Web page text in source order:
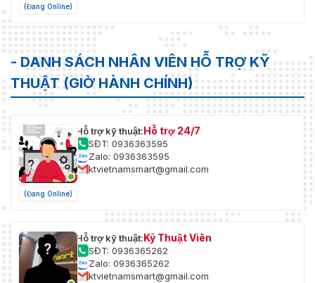
(Đang Online)
- DANH SÁCH NHÂN VIÊN HỖ TRỢ KỸ
THUẬT (GIỜ HÀNH CHÍNH)
(Đang Online)
Hỗ trợ kỹ thuật:Hỗ trợ 24/7
SĐT: 0936363595
Zalo: 0936363595
ktvietnamsmart@gmail.com
Hỗ trợ kỹ thuật:Kỹ Thuật Viên
SĐT: 0936365262
Zalo: 0936365262
ktvietnamsmart@gmail.com